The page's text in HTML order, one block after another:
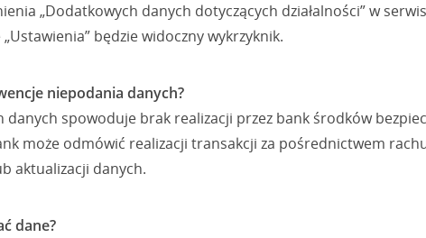
„Dodatkowych danych dotyczących działalności” w
będzie widoczny wykrzyknik.
niepodania danych?
danych spowoduje brak realizacji przez bank środków
może odmówić realizacji transakcji za pośrednictwem
aktualizacji danych.
dane?